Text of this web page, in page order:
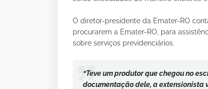
O diretor-presidente da Emater-RO
procurarem a Emater-RO, para
sobre serviços previdenciários.
“Teve um produtor que chegou no
documentação dele, a extensionista